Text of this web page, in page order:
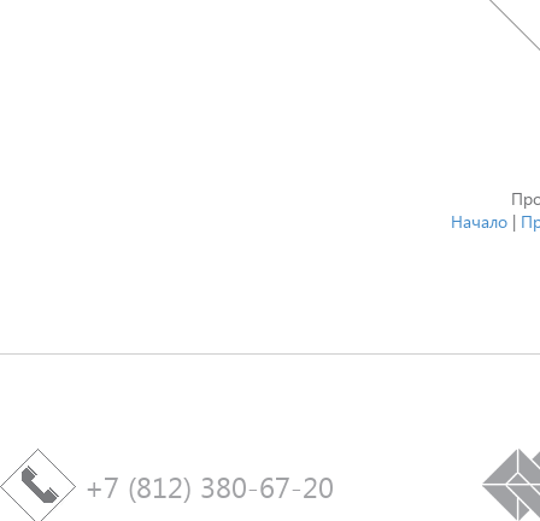
Начало |
+7 (812) 380-67-20